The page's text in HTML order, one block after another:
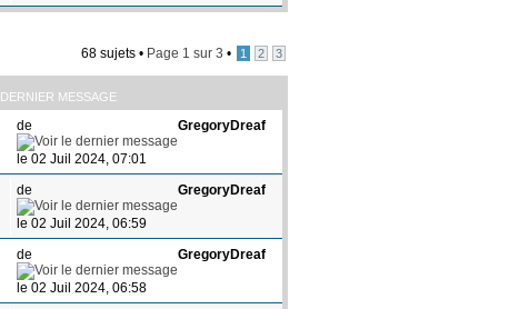
68 sujets • Page 1 sur 3 • 1 2 3
DERNIER MESSAGE
deGregoryDreaf
le 02 Juil 2024, 07:01
deGregoryDreaf
le 02 Juil 2024, 06:59
deGregoryDreaf
le 02 Juil 2024, 06:58